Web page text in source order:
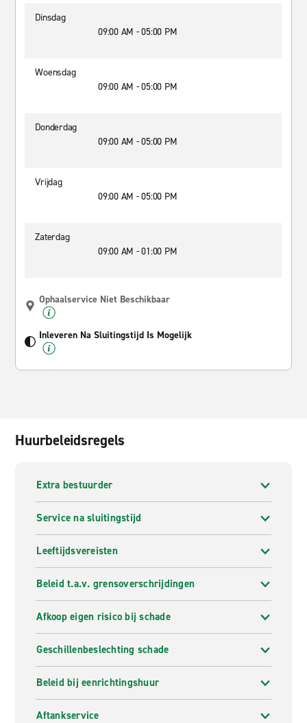
Dinsdag
09:00 AM - 05:00 PM
Woensdag
09:00 AM - 05:00 PM
Donderdag
09:00 AM - 05:00 PM
Vrijdag
09:00 AM - 05:00 PM
Zaterdag
09:00 AM - 01:00 PM
Ophaalservice Niet Beschikbaar
Inleveren Na Sluitingstijd Is Mogelijk
Huurbeleidsregels
Extra bestuurder
Service na sluitingstijd
Leeftijdsvereisten
Beleid t.a.v. grensoverschrijdingen
Afkoop eigen risico bij schade
Geschillenbeslechting schade
Beleid bij eenrichtingshuur
Aftankservice